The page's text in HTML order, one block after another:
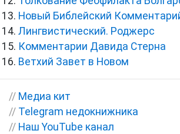
Новый Библейский
Лингвистический. Роджерс
Комментарии Давида Стерна
Ветхий Завет в Новом
// Медиа кит
// Telegram недокнижника
// Наш YouTube канал